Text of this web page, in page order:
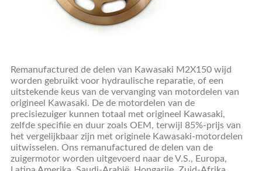
Remanufactured de delen van Kawasaki M2X150wijd
worden gebruikt voor hydraulische reparatie, of een
uitstekende keus van de vervanging van motordelen van
origineel Kawasaki. De de motordelen van de
precisiezuiger kunnen totaal met origineel Kawasaki,
zelfde specifiie en duur zoals OEM, terwijl 85%-prijs van
het vergelijkbaar zijn met originele Kawasaki-motordelen
uitwisselen. Ons remanufactured de delen van de
zuigermotor worden uitgevoerd naar de V.S., Europa,